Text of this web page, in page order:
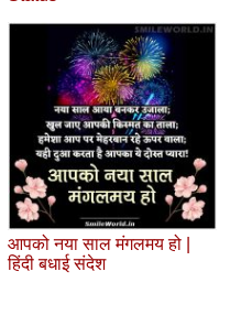
आपको नया साल मंगलमय हो |
हिंदी बधाई संदेश